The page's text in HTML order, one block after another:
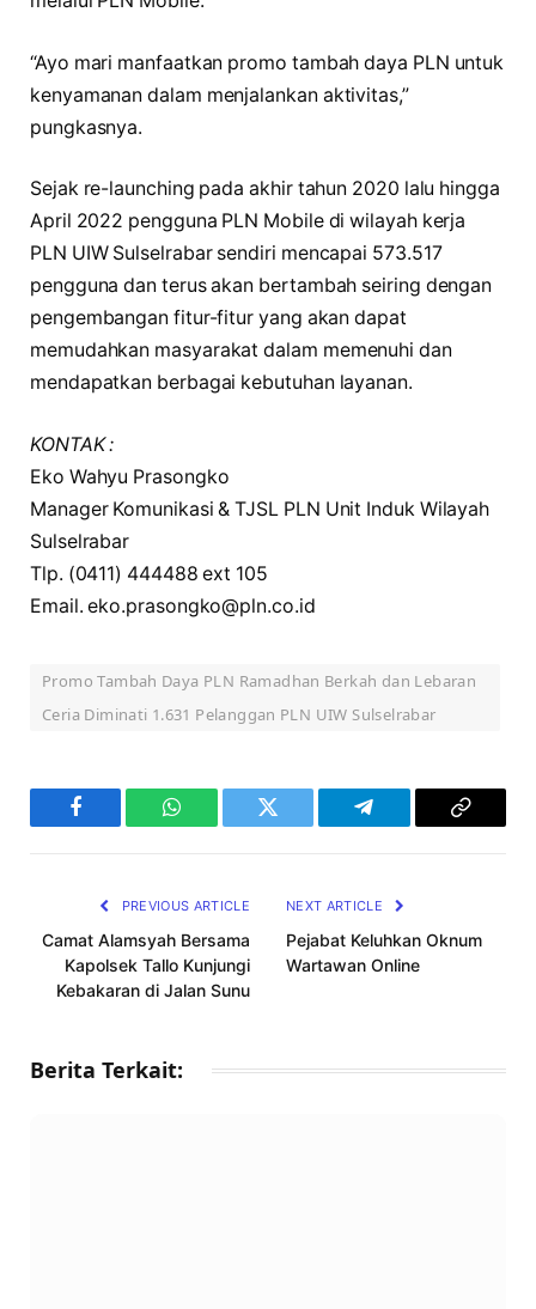
“Ayo mari manfaatkan promo tambah daya PLN untuk
kenyamanan dalam menjalankan aktivitas,”
pungkasnya.
Sejak re-launching pada akhir tahun 2020 lalu hingga
April 2022 pengguna PLN Mobile di wilayah kerja
PLN UIW Sulselrabar sendiri mencapai 573.517
pengguna dan terus akan bertambah seiring dengan
pengembangan fitur-fitur yang akan dapat
memudahkan masyarakat dalam memenuhi dan
mendapatkan berbagai kebutuhan layanan.
KONTAK :
Eko Wahyu Prasongko
Manager Komunikasi & TJSL PLN Unit Induk Wilayah
Sulselrabar
Tlp. (0411) 444488 ext 105
Email. eko.prasongko@pln.co.id
Promo Tambah Daya PLN Ramadhan Berkah dan Lebaran
Ceria Diminati 1.631 Pelanggan PLN UIW Sulselrabar
Facebook WhatsAppTwitter Telegram
Copy
PREVIOUS ARTICLE
Camat Alamsyah Bersama
Kapolsek Tallo Kunjungi
Kebakaran di Jalan Sunu
NEXT ARTICLE
Pejabat Keluhkan Oknum
Wartawan Online
Berita Terkait: